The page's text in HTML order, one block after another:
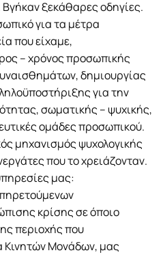
ξεκάθαρες οδηγίες.
για τα μέτρα
που είχαμε,
– χρόνος προσωπικής
δημιουργίας
για την
σωματικής – ψυχικής,
ομάδες προσωπικού.
μηχανισμός ψυχολογικής
που το χρειάζονταν.
μας:
κρίσης σε όποιο
περιοχής που
Κινητών Μονάδων, μας